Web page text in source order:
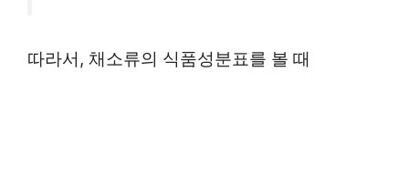
따라서, 채소류의 식품성분표를 볼 때